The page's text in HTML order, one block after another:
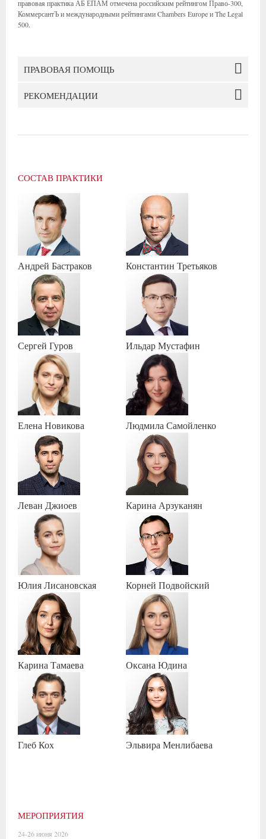
правовая практика АБ ЕПАМ отмечена российским рейтингом Право-300,
КоммерсантЪ и международными рейтингами Chambers Europe и The Legal
500.
ПРАВОВАЯ ПОМОЩЬ
РЕКОМЕНДАЦИИ
СОСТАВ ПРАКТИКИ
Андрей Бастраков Константин Третьяков
Сергей Гуров ИльдарМустафин
Елена Новикова Людмила Самойленко
Леван Джиоев Карина Арзуканян
ЮлияЛисановская Корней Подвойский
Карина Тамаева Оксана Юдина
ГлебКох Эльвира Менлибаева
МЕРОПРИЯТИЯ
24-26 июня 2026